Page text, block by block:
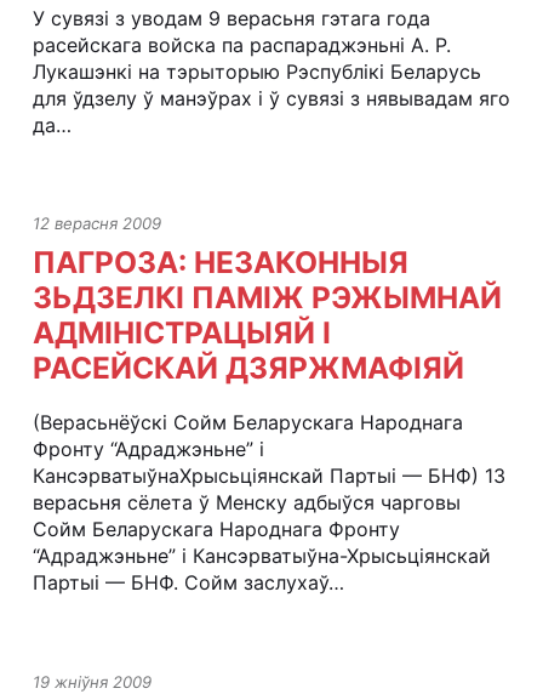
У сувязі з уводам 9 верасьня гэтага года
расейскага войска па распараджэньні А. Р.
Лукашэнкі на тэрыторыю Рэспублікі Беларусь
для ўдзелу ў манэўрах і ў сувязі з нявывадам яго
да…
12 верасня 2009
ПАГРОЗА: НЕЗАКОННЫЯ
ЗЬДЗЕЛКІ ПАМІЖ РЭЖЫМНАЙ
АДМІНІСТРАЦЫЯЙ І
РАСЕЙСКАЙ ДЗЯРЖМАФІЯЙ
(Верасьнёўскі Сойм Беларускага Народнага
Фронту “Адраджэньне” і
КансэрватыўнаХрысьціянскай Партыі — БНФ) 13
верасьня сёлета ў Менску адбыўся чарговы
Сойм Беларускага Народнага Фронту
“Адраджэньне” і Кансэрватыўна-Хрысьціянскай
Партыі — БНФ. Сойм заслухаў…
19 жніўня 2009